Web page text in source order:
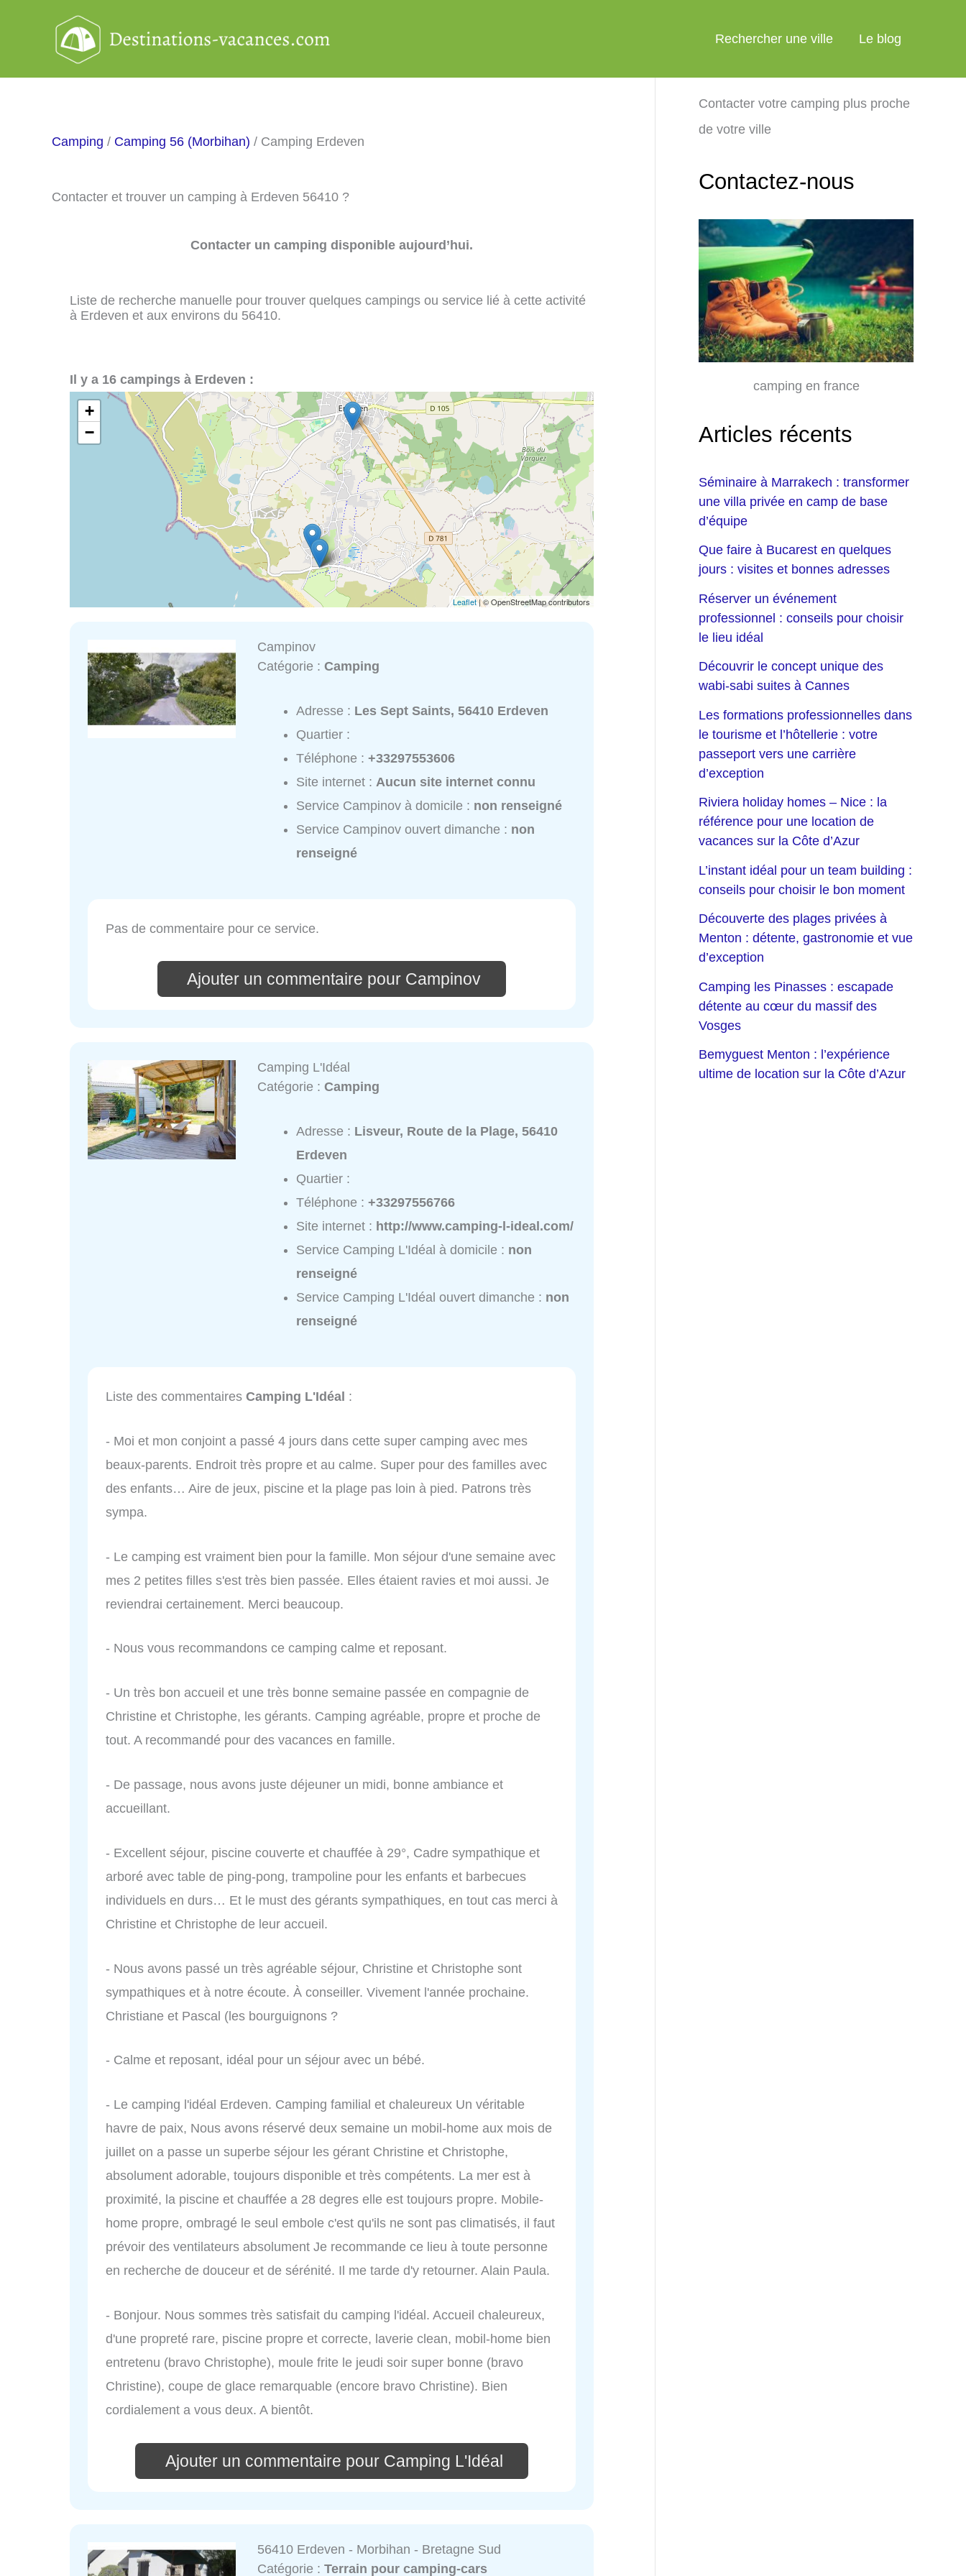
Rechercher une ville Le blog
Camping / Camping 56 (Morbihan) / Camping Erdeven
Contacter et trouver un camping à Erdeven 56410 ?
Contacter un camping disponible aujourd’hui.
Liste de recherche manuelle pour trouver quelques campings ou service lié à cette activité
à Erdeven et aux environs du 56410.
Il y a 16 campings à Erdeven :
+
−
Leaflet| © OpenStreetMap contributors
Campinov
Catégorie :Camping
Adresse : Les Sept Saints, 56410 Erdeven
Quartier :
Téléphone :+33297553606
Site internet : Aucun site internet connu
Service Campinov à domicile : non renseigné
Service Campinov ouvert dimanche : non
renseigné
Pas de commentaire pour ce service.
Ajouter un commentaire pour Campinov
Camping L'Idéal
Catégorie :Camping
Adresse : Lisveur, Route de la Plage, 56410
Erdeven
Quartier :
Téléphone :+33297556766
Site internet : http://www.camping-l-ideal.com/
Service Camping L'Idéal à domicile : non
renseigné
Service Camping L'Idéal ouvert dimanche : non
renseigné
Liste des commentaires Camping L'Idéal :
- Moi et mon conjoint a passé 4 jours dans cette super camping avec mes
beaux-parents. Endroit très propre et au calme. Super pour des familles avec
des enfants… Aire de jeux, piscine et la plage pas loin à pied. Patrons très
sympa.
- Le camping est vraiment bien pour la famille. Mon séjour d'une semaine avec
mes 2 petites filles s'est très bien passée. Elles étaient ravies et moi aussi. Je
reviendrai certainement. Merci beaucoup.
- Nous vous recommandons ce camping calme et reposant.
- Un très bon accueil et une très bonne semaine passée en compagnie de
Christine et Christophe, les gérants. Camping agréable, propre et proche de
tout. A recommandé pour des vacances en famille.
- De passage, nous avons juste déjeuner un midi, bonne ambiance et
accueillant.
- Excellent séjour, piscine couverte et chauffée à 29°, Cadre sympathique et
arboré avec table de ping-pong, trampoline pour les enfants et barbecues
individuels en durs… Et le must des gérants sympathiques, en tout cas merci à
Christine et Christophe de leur accueil.
- Nous avons passé un très agréable séjour, Christine et Christophe sont
sympathiques et à notre écoute. À conseiller. Vivement l'année prochaine.
Christiane et Pascal (les bourguignons ?
- Calme et reposant, idéal pour un séjour avec un bébé.
- Le camping l'idéal Erdeven. Camping familial et chaleureux Un véritable
havre de paix, Nous avons réservé deux semaine un mobil-home aux mois de
juillet on a passe un superbe séjour les gérant Christine et Christophe,
absolument adorable, toujours disponible et très compétents. La mer est à
proximité, la piscine et chauffée a 28 degres elle est toujours propre. Mobile-
home propre, ombragé le seul embole c'est qu'ils ne sont pas climatisés, il faut
prévoir des ventilateurs absolument Je recommande ce lieu à toute personne
en recherche de douceur et de sérénité. Il me tarde d'y retourner. Alain Paula.
- Bonjour. Nous sommes très satisfait du camping l'idéal. Accueil chaleureux,
d'une propreté rare, piscine propre et correcte, laverie clean, mobil-home bien
entretenu (bravo Christophe), moule frite le jeudi soir super bonne (bravo
Christine), coupe de glace remarquable (encore bravo Christine). Bien
cordialement a vous deux. A bientôt.
Ajouter un commentaire pour Camping L'Idéal
56410 Erdeven - Morbihan - Bretagne Sud
Catégorie :Terrain pour camping-cars
Contacter votre camping plus proche
de votre ville
Contactez-nous
camping en france
Articles récents
Séminaire à Marrakech : transformer
une villa privée en camp de base
d’équipe
Que faire à Bucarest en quelques
jours : visites et bonnes adresses
Réserver un événement
professionnel : conseils pour choisir
le lieu idéal
Découvrir le concept unique des
wabi-sabi suites à Cannes
Les formations professionnelles dans
le tourisme et l’hôtellerie : votre
passeport vers une carrière
d’exception
Riviera holiday homes – Nice : la
référence pour une location de
vacances sur la Côte d’Azur
L’instant idéal pour un team building :
conseils pour choisir le bon moment
Découverte des plages privées à
Menton : détente, gastronomie et vue
d’exception
Camping les Pinasses : escapade
détente au cœur du massif des
Vosges
Bemyguest Menton : l’expérience
ultime de location sur la Côte d’Azur